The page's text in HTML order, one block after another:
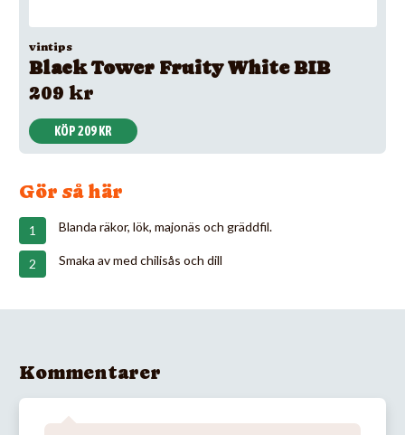
vintips
Black Tower Fruity White BIB
209 kr
KÖP 209 KR
Gör så här
Blanda räkor, lök, majonäs och gräddfil.
Smaka av med chilisås och dill
Kommentarer